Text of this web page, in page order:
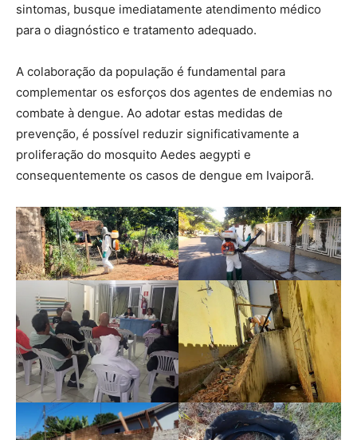
sintomas, busque imediatamente atendimento médico
para o diagnóstico e tratamento adequado.
A colaboração da população é fundamental para
complementar os esforços dos agentes de endemias no
combate à dengue. Ao adotar estas medidas de
prevenção, é possível reduzir significativamente a
proliferação do mosquito Aedes aegypti e
consequentemente os casos de dengue em Ivaiporã.